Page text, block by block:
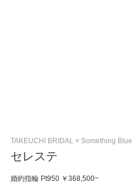
TAKEUCHI BRIDAL × Something Blue
セレステ
婚約指輪 Pt950 ￥368,500~